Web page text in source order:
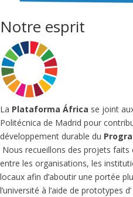
Notre esprit
La Plataforma África se joint
Politécnica de Madrid pour
développement durable du
Nous recueillons des projets
entre les organisations, les
locaux afin d’aboutir une portée
l’université à l’aide de prototypes d’